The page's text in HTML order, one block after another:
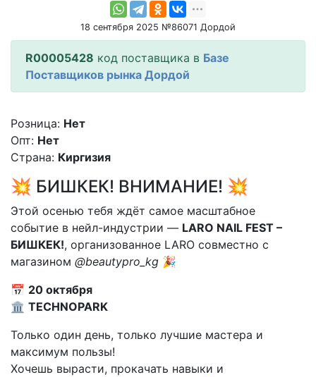
18 сентября 2025 №86071 Дордой
R00005428 код поставщика в Базе
Поставщиков рынка Дордой
Розница: Нет
Опт: Нет
Страна: Киргизия
💥 БИШКЕК! ВНИМАНИЕ! 💥
Этой осенью тебя ждёт самое масштабное
событие в нейл-индустрии — LARO NAIL FEST –
БИШКЕК!, организованное LARO совместно с
магазином @beautypro_kg 🎉
📅 20 октября
🏛 TECHNOPARK
Только один день, только лучшие мастера и
максимум пользы!
Хочешь вырасти, прокачать навыки и